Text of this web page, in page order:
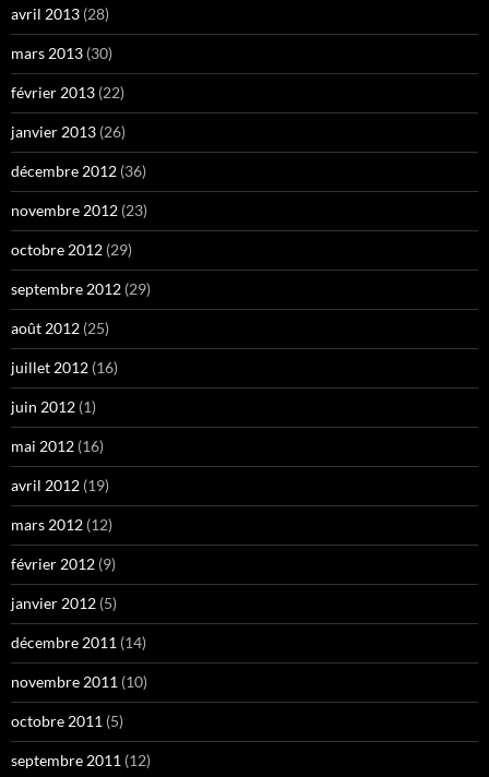
avril 2013 (28)
mars 2013 (30)
février 2013 (22)
janvier 2013 (26)
décembre 2012 (36)
novembre 2012 (23)
octobre 2012 (29)
septembre 2012 (29)
août 2012 (25)
juillet 2012 (16)
juin 2012 (1)
mai 2012 (16)
avril 2012 (19)
mars 2012 (12)
février 2012 (9)
janvier 2012 (5)
décembre 2011 (14)
novembre 2011 (10)
octobre 2011 (5)
septembre 2011 (12)